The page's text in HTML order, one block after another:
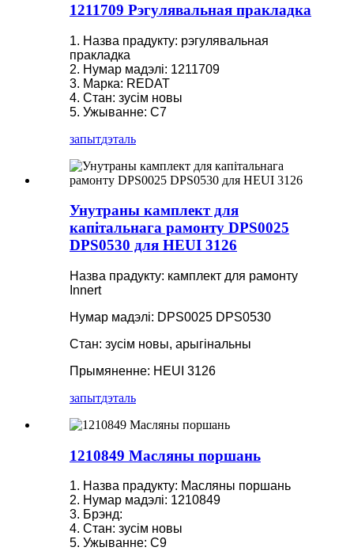
1211709 Рэгулявальная пракладка
1. Назва прадукту: рэгулявальная
пракладка
2. Нумар мадэлі: 1211709
3. Марка: REDAT
4. Стан: зусім новы
5. Ужыванне: C7
запытдэталь
Унутраны камплект для
капітальнага рамонту DPS0025
DPS0530 для HEUI 3126
Назва прадукту: камплект для рамонту
Innert
Нумар мадэлі: DPS0025 DPS0530
Стан: зусім новы, арыгінальны
Прымяненне: HEUI 3126
запытдэталь
1210849 Масляны поршань
1. Назва прадукту: Масляны поршань
2. Нумар мадэлі: 1210849
3. Брэнд:
4. Стан: зусім новы
5. Ужыванне: C9